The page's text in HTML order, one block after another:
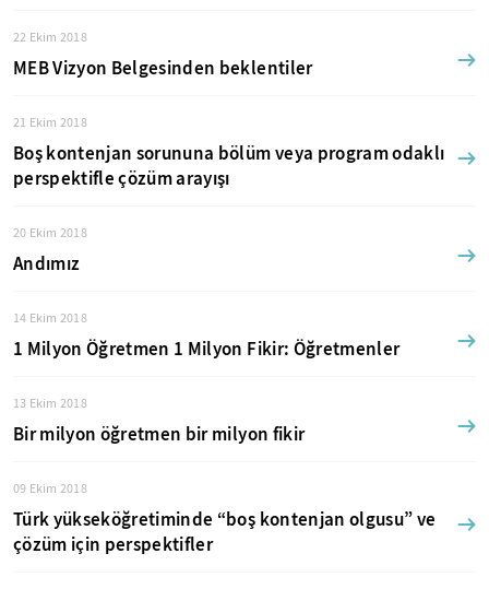
22 Ekim 2018
MEB Vizyon Belgesinden beklentiler
21 Ekim 2018
Boş kontenjan sorununa bölüm veya program odaklı
perspektifle çözüm arayışı
20 Ekim 2018
Andımız
14 Ekim 2018
1 Milyon Öğretmen 1 Milyon Fikir: Öğretmenler
13 Ekim 2018
Bir milyon öğretmen bir milyon fikir
09 Ekim 2018
Türk yükseköğretiminde “boş kontenjan olgusu” ve
çözüm için perspektifler